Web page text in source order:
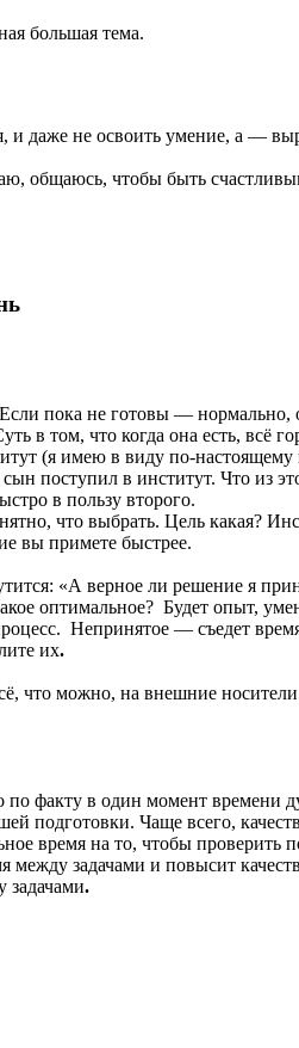
большая тема.
и даже не освоить умение, а —
общаюсь, чтобы быть
пока не готовы — нормально,
том, что когда она есть, всё
(я имею в виду по-настоящему
поступил в институт. Что из
в пользу второго.
что выбрать. Цель какая?
вы примете быстрее.
«А верное ли решение я
оптимальное? Будет опыт,
Непринятое — съедет
их.
что можно, на внешние
в один момент времени
подготовки. Чаще всего,
время на то, чтобы проверить
между задачами и повысит
задачами.